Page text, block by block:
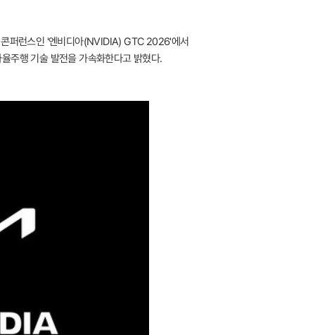
퍼런스인 '엔비디아(NVIDIA) GTC 2026'에서
주행 기술 발전을 가속화한다고 밝혔다.